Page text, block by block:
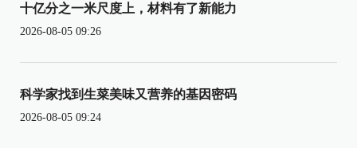
十亿分之一米尺度上，材料有了新能力
2026-08-05 09:26
科学家找到生菜美味又营养的基因密码
2026-08-05 09:24